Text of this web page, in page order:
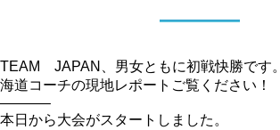
TEAM JAPAN、男女ともに初戦快勝です。
海道コーチの現地レポートご覧ください！
———–
本日から大会がスタートしました。